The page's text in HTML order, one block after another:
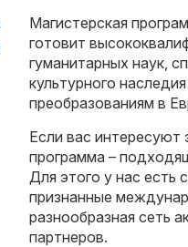
Магистерская
готовит
гуманитарных наук,
культурного
преобразованиям в
Если вас интересуют
программа –
Для этого у нас есть
признанные
разнообразная сеть
партнеров.